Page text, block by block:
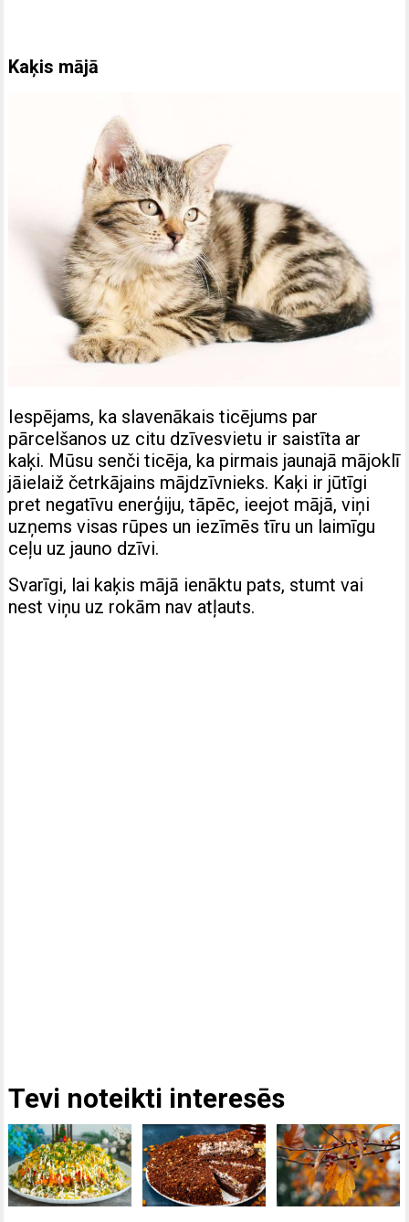
Kaķis mājā
Iespējams, ka slavenākais ticējums par
pārcelšanos uz citu dzīvesvietu ir saistīta ar
kaķi. Mūsu senči ticēja, ka pirmais jaunajā mājoklī
jāielaiž četrkājains mājdzīvnieks. Kaķi ir jūtīgi
pret negatīvu enerģiju, tāpēc, ieejot mājā, viņi
uzņems visas rūpes un iezīmēs tīru un laimīgu
ceļu uz jauno dzīvi.
Svarīgi, lai kaķis mājā ienāktu pats, stumt vai
nest viņu uz rokām nav atļauts.
Tevi noteikti interesēs